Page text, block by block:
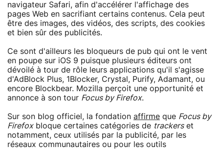
navigateur Safari, afin d'accélérer l'affichage des
pages Web en sacrifiant certains contenus. Cela peut
être des images, des vidéos, des scripts, des cookies
et bien sûr des publicités.
Ce sont d'ailleurs les bloqueurs de pub qui ont le vent
en poupe sur iOS 9 puisque plusieurs éditeurs ont
dévoilé à tour de rôle leurs applications qu'il s'agisse
d'AdBlock Plus, 1Blocker, Crystal, Purify, Adamant, ou
encore Blockbear. Mozilla perçoit une opportunité et
annonce à son tour Focus by Firefox.
Sur son blog officiel, la fondation affirme que Focus by
Firefoxbloque certaines catégories de trackerset
notamment, ceux utilisés par la publicité, par les
réseaux communautaires ou pour les outils